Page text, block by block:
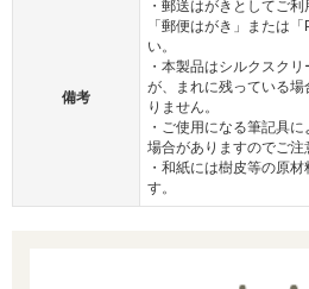
備考
・郵送はがきとしてご
「郵便はがき」または
い。
・本製品はシルクスク
が、まれに残っている
りません。
・ご使用になる筆記具
場合がありますのでご注
・和紙には樹皮等の原
す。